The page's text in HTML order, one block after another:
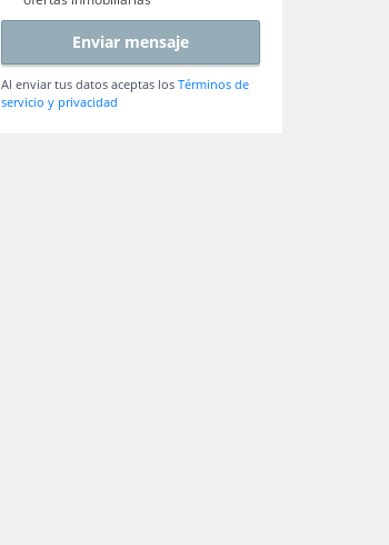
Enviar mensaje
Al enviar tus datos aceptas los Términos de
servicio y privacidad